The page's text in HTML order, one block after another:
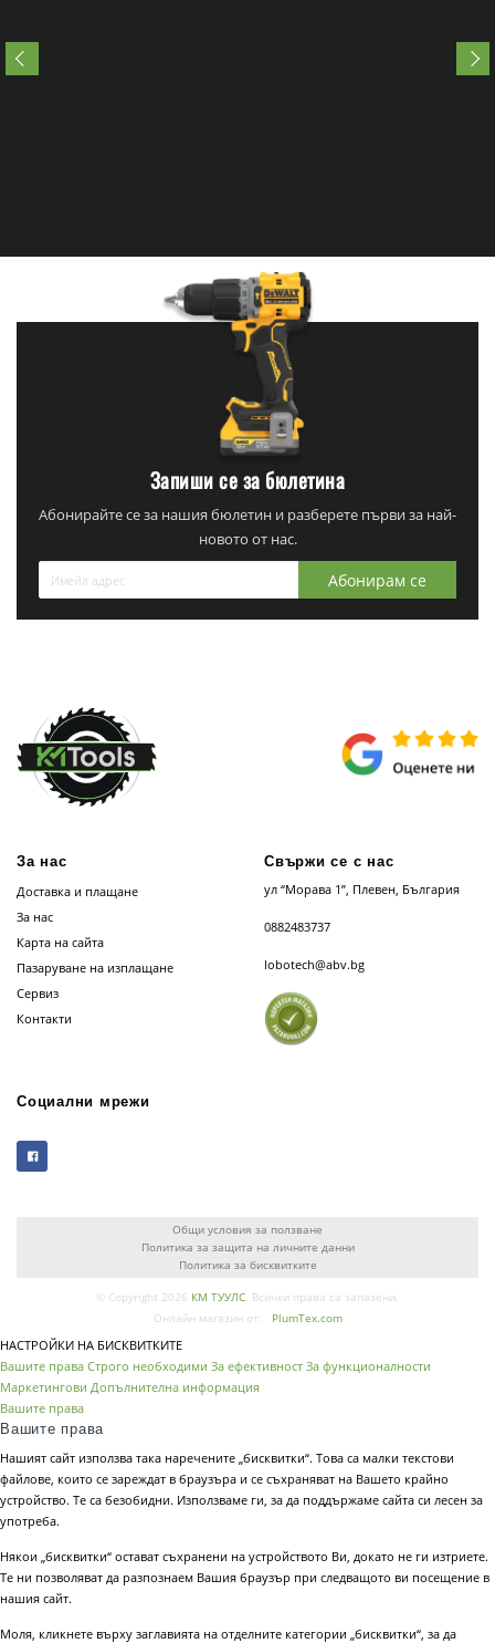
Запиши се за бюлетина
Абонирайте се за нашия бюлетин и разберете първи за най-
новото от нас.
Абонирам се
За нас
Доставка и плащане
За нас
Карта на сайта
Пазаруване на изплащане
Сервиз
Контакти
Свържи се с нас
ул “Морава 1”, Плевен, България
0882483737
lobotech@abv.bg
Социални мрежи
Общи условия за ползване
Политика за защита на личните данни
Политика за бисквитките
© Copyright 2026 КМ ТУУЛС . Всички права са запазени.
Онлайн магазин от:
PlumTex.com
НАСТРОЙКИ НА БИСКВИТКИТЕ
Вашите права Строго необходими За ефективност За функционалности
Маркетингови Допълнителна информация
Вашите права
Вашите права
Нашият сайт използва така наречените „бисквитки“. Това са малки текстови
файлове, които се зареждат в браузъра и се съхраняват на Вашето крайно
устройство. Те са безобидни. Използваме ги, за да поддържаме сайта си лесен за
употреба.
Някои „бисквитки“ остават съхранени на устройството Ви, докато не ги изтриете.
Те ни позволяват да разпознаем Вашия браузър при следващото ви посещение в
нашия сайт.
Моля, кликнете върху заглавията на отделните категории „бисквитки“, за да